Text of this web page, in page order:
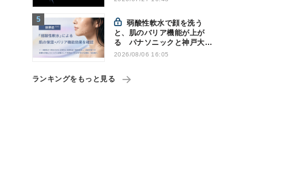
弱酸性軟水で顔を洗う
と、肌のバリア機能が上が
る パナソニックと神戸大が
確認
2026/08/06 16:05
ランキングをもっと見る